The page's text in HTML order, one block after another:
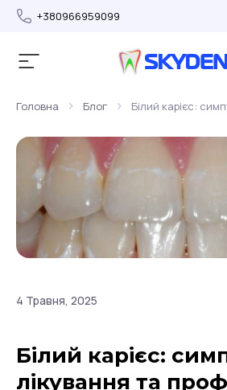
+380966959099
Головна > Блог > Білий карієс:
4 Травня, 2025
Білий карієс:
лікування та